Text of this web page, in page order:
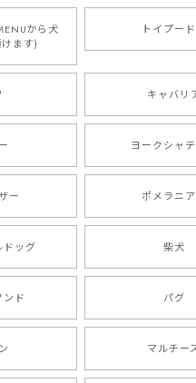
て、わんちゃんの名前や電話
です！ ありがとうございまし
たら、またよろしくお願いい
絡が取りづらい点だけ少し不
の素敵さでチャラです。 本当
ございます。
から犬
ます)
トイプー
キャバリ
ヨークシャ
ー ポメラニ
ドッグ 柴犬
ンド パグ
マルチー